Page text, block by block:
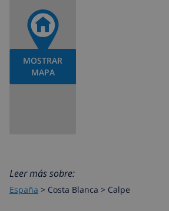
MOSTRAR
MAPA
Leer más sobre:
España > Costa Blanca > Calpe